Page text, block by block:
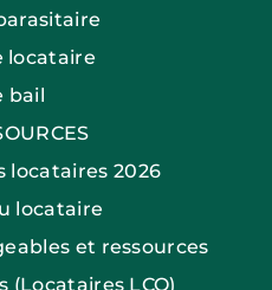
locataire
bail
locataires 2026
locataire
et ressources
(Locataires LCO)